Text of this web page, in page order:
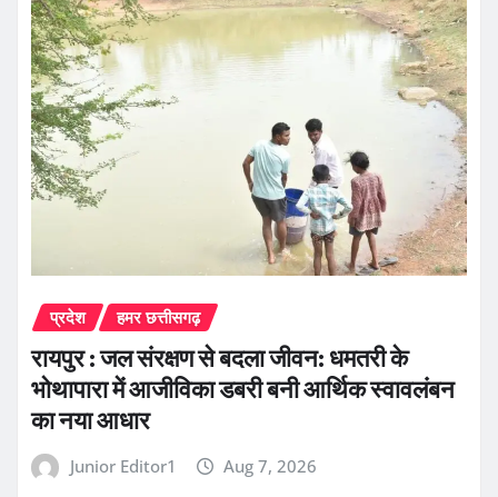
प्रदेश हमर छत्तीसगढ़
रायपुर : जल संरक्षण से बदला जीवन: धमतरी के
भोथापारा में आजीविका डबरी बनी आर्थिक स्वावलंबन
का नया आधार
Junior Editor1 Aug 7, 2026